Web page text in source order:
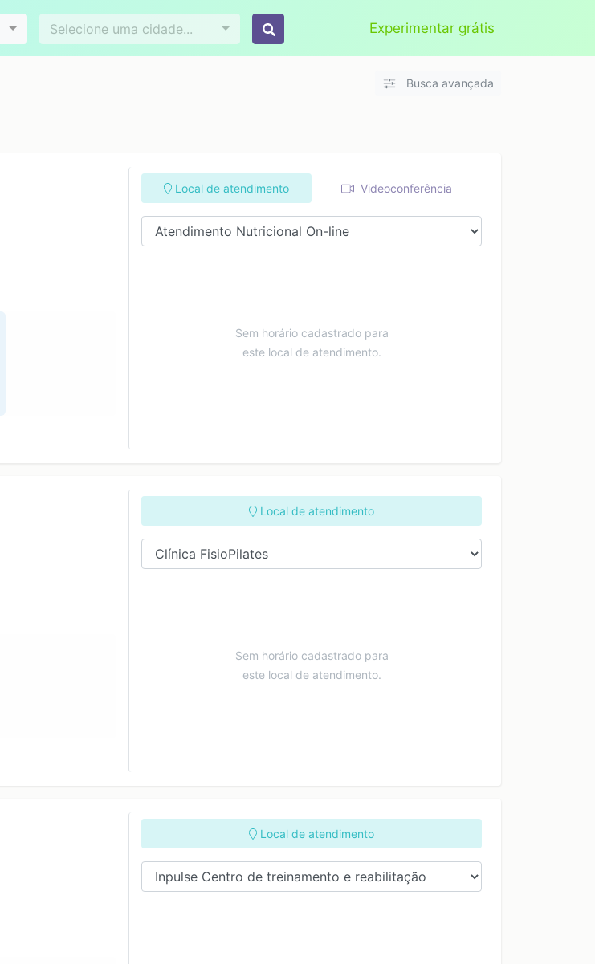
Selecione uma cidade... Experimentar grátis
Videoconferência Aplicar
Busca avançada
Local de atendimento Videoconferência
Sem horário cadastrado para
este local de atendimento.
Local de atendimento
Sem horário cadastrado para
este local de atendimento.
Local de atendimento